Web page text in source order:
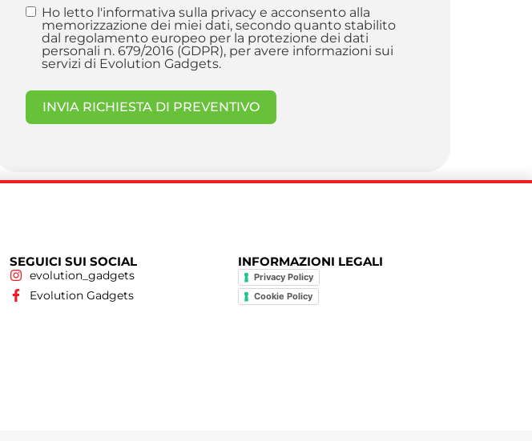
Ho letto l'informativa sulla privacy e acconsento alla
memorizzazione dei miei dati, secondo quanto stabilito
dal regolamento europeo per la protezione dei dati
personali n. 679/2016 (GDPR), per avere informazioni sui
servizi di Evolution Gadgets.
INVIA RICHIESTA DI PREVENTIVO
SEGUICI SUI SOCIAL
evolution_gadgets
Evolution Gadgets
INFORMAZIONI LEGALI
Privacy Policy
Cookie Policy